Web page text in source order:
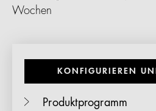
Wochen
KONFIGURIEREN
Produktprogramm